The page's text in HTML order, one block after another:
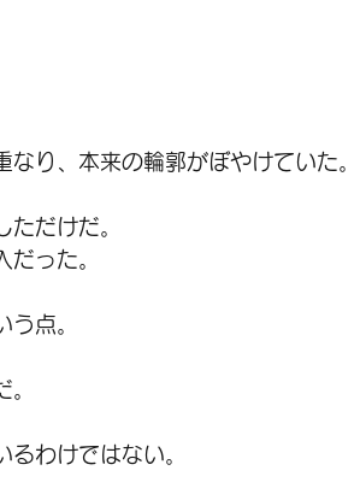
り、本来の輪郭がぼやけていた。
だけだ。
った。
点。
わけではない。